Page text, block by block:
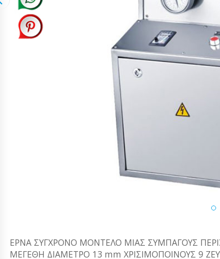
ΕΡΝΑ ΣΥΓΧΡΟΝΟ ΜΟΝΤΕΛΟ ΜΙΑΣ ΣΥΜΠΑΓΟΥΣ
ΜΕΓΕΘΗ ΔΙΑΜΕΤΡΟ 13 mm ΧΡΙΣΙΜΟΠΟΙΝΟΥΣ 9